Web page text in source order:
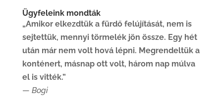
Ügyfeleink mondták
„Amikor elkezdtük a fürdő felújítását, nem is
sejtettük, mennyi törmelék jön össze. Egy hét
után már nem volt hová lépni. Megrendeltük a
konténert, másnap ott volt, három nap múlva
el is vitték.”
— Bogi